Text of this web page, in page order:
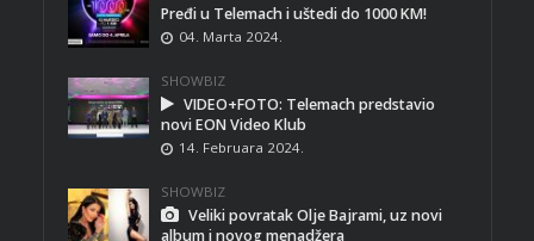
Pređi u Telemach i uštedi do 1000 KM!
04. Marta 2024.
SHOWBIZ
VIDEO+FOTO: Telemach predstavio
novi EON Video Klub
14. Februara 2024.
SHOWBIZ
Veliki povratak Olje Bajrami, uz novi
album i novog menadžera